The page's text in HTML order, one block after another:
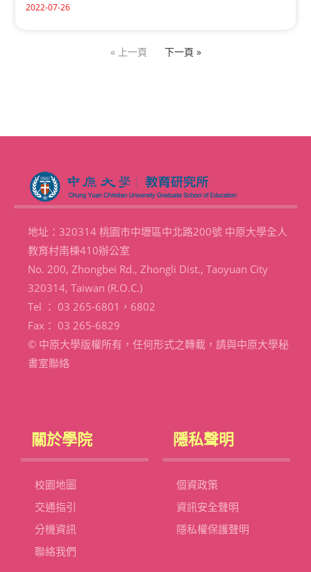
2022-07-26
« 上一頁 下一頁 »
地址：320314 桃園市中壢區中北路200號 中原大學全人
教育村南棟410辦公室
No. 200, Zhongbei Rd., Zhongli Dist., Taoyuan City
320314, Taiwan (R.O.C.)
Tel ： 03 265-6801，6802
Fax： 03 265-6829
© 中原大學版權所有，任何形式之轉載，請與中原大學秘
書室聯絡
關於學院
校園地圖
交通指引
分機資訊
聯絡我們
隱私聲明
個資政策
資訊安全聲明
隱私權保護聲明